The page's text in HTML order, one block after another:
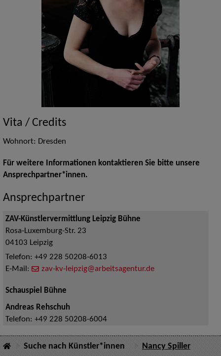
Vita / Credits
Wohnort: Dresden
Für weitere Informationen kontaktieren Sie bitte unsere
Ansprechpartner*innen.
Ansprechpartner
ZAV-Künstlervermittlung Leipzig Bühne
Rosa-Luxemburg-Str. 23
04103 Leipzig
Telefon: +49 228 50208-6013
E-Mail:
zav-kv-leipzig@arbeitsagentur.de
Schauspiel Bühne
Andreas Rehschuh
Telefon: +49 228 50208-6004
Suche nach Künstler*innen Nancy Spiller